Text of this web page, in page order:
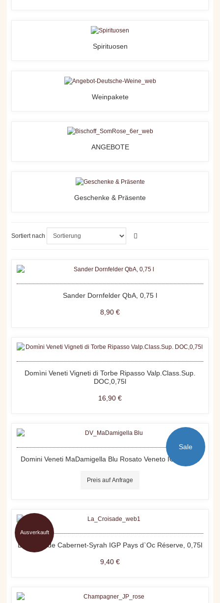
Spirituosen
Weinpakete
ANGEBOTE
Geschenke & Präsente
Sortiert nach
Sander Dornfelder QbA, 0,75 l
8,90 €
Domìni Veneti Vigneti di Torbe Ripasso Valp.Class.Sup.
DOC,0,75l
16,90 €
Sale
Domini Veneti MaDamigella Blu Rosato Veneto IGT, 0,75 l
Preis auf Anfrage
Ausverkauft
La Croisade Cabernet-Syrah IGP Pays d`Oc Réserve, 0,75l
9,40 €